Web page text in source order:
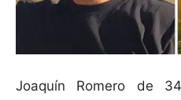
Joaquín Romero de